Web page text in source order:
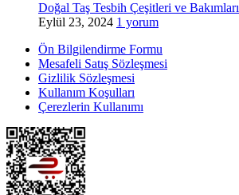
Doğal Taş Tesbih Çeşitleri ve Bakımları
Eylül 23, 2024 1 yorum
Ön Bilgilendirme Formu
Mesafeli Satış Sözleşmesi
Gizlilik Sözleşmesi
Kullanım Koşulları
Çerezlerin Kullanımı